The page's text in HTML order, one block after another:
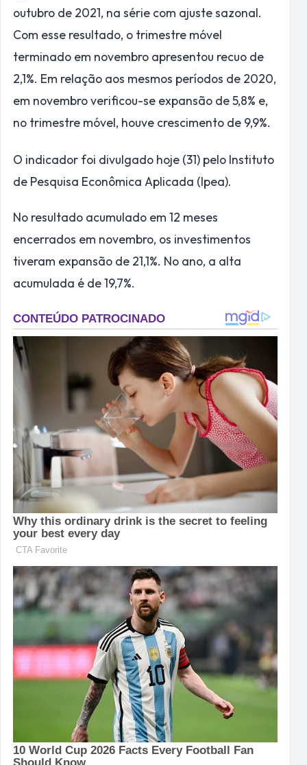
outubro de 2021, na série com ajuste sazonal.
Com esse resultado, o trimestre móvel
terminado em novembro apresentou recuo de
2,1%. Em relação aos mesmos períodos de 2020,
em novembro verificou-se expansão de 5,8% e,
no trimestre móvel, houve crescimento de 9,9%.
O indicador foi divulgado hoje (31) pelo Instituto
de Pesquisa Econômica Aplicada (Ipea).
No resultado acumulado em 12 meses
encerrados em novembro, os investimentos
tiveram expansão de 21,1%. No ano, a alta
acumulada é de 19,7%.